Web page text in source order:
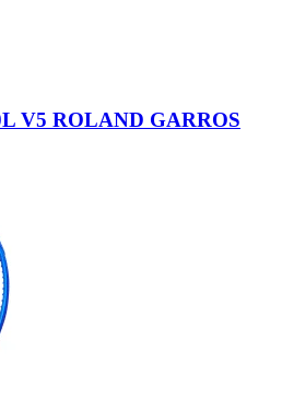
V5 ROLAND GARROS